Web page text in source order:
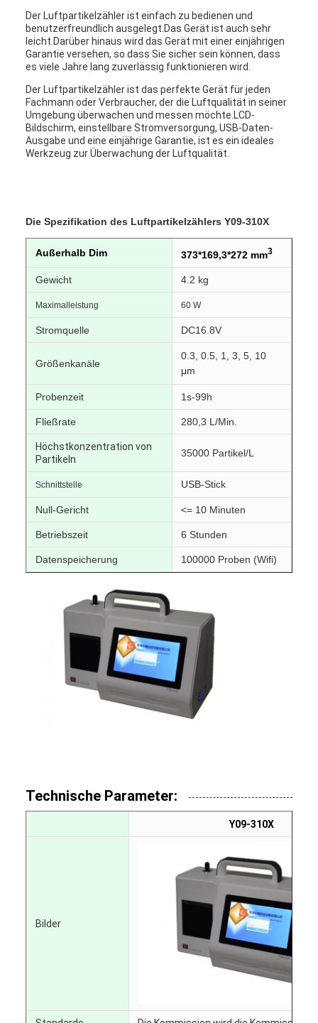
Der Luftpartikelzähler ist einfach zu bedienen und
benutzerfreundlich ausgelegt.Das Gerät ist auch sehr
leicht.Darüber hinaus wird das Gerät mit einer einjährigen
Garantie versehen, so dass Sie sicher sein können, dass
es viele Jahre lang zuverlässig funktionieren wird.
Der Luftpartikelzähler ist das perfekte Gerät für jeden
Fachmann oder Verbraucher, der die Luftqualität in seiner
Umgebung überwachen und messen möchte.LCD-
Bildschirm, einstellbare Stromversorgung, USB-Daten-
Ausgabe und eine einjährige Garantie, ist es ein ideales
Werkzeug zur Überwachung der Luftqualität.
Die Spezifikation des Luftpartikelzählers Y09-310X
Außerhalb Dim 373*169,3*272 mm3
Gewicht 4.2 kg
Maximalleistung 60 W
Stromquelle DC16.8V
Größenkanäle
0.3, 0.5, 1, 3, 5, 10
μm
Probenzeit 1s-99h
Fließrate 280,3 L/Min.
Höchstkonzentration von
Partikeln
35000 Partikel/L
Schnittstelle USB-Stick
Null-Gericht <= 10 Minuten
Betriebszeit 6 Stunden
Datenspeicherung 100000 Proben (Wifi)
Technische Parameter:
Y09-310X
Bilder